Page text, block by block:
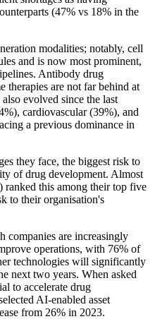
(47% vs 18% in the
modalities; notably, cell
and is now most prominent,
Antibody drug
therapies are not far behind at
evolved since the last
cardiovascular (39%), and
a previous dominance in
they face, the biggest risk to
of drug development. Almost
ranked this among their top five
to their organisation's
companies are increasingly
operations, with 76% of
technologies will significantly
next two years. When asked
to accelerate drug
AI-enabled asset
from 26% in 2023.